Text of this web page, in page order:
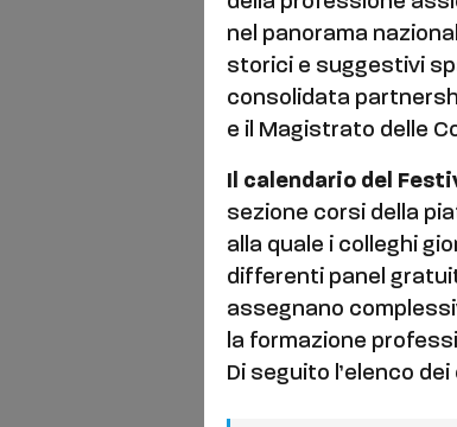
nel panorama
storici e suggestivi
consolidata
e il Magistrato delle
Il calendario del
sezione corsi della
alla quale i colleghi
differenti panel
assegnano
la formazione
Di seguito l’elenco dei